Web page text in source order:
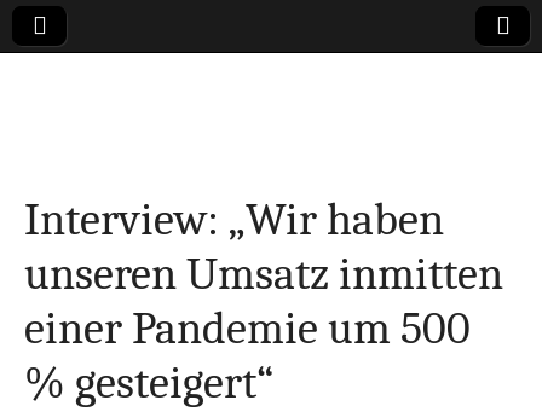
Finanzen,
Marketing-, Vertrieb-
& Investment-Tipps
Interview: „Wir haben
unseren Umsatz inmitten
einer Pandemie um 500
% gesteigert“